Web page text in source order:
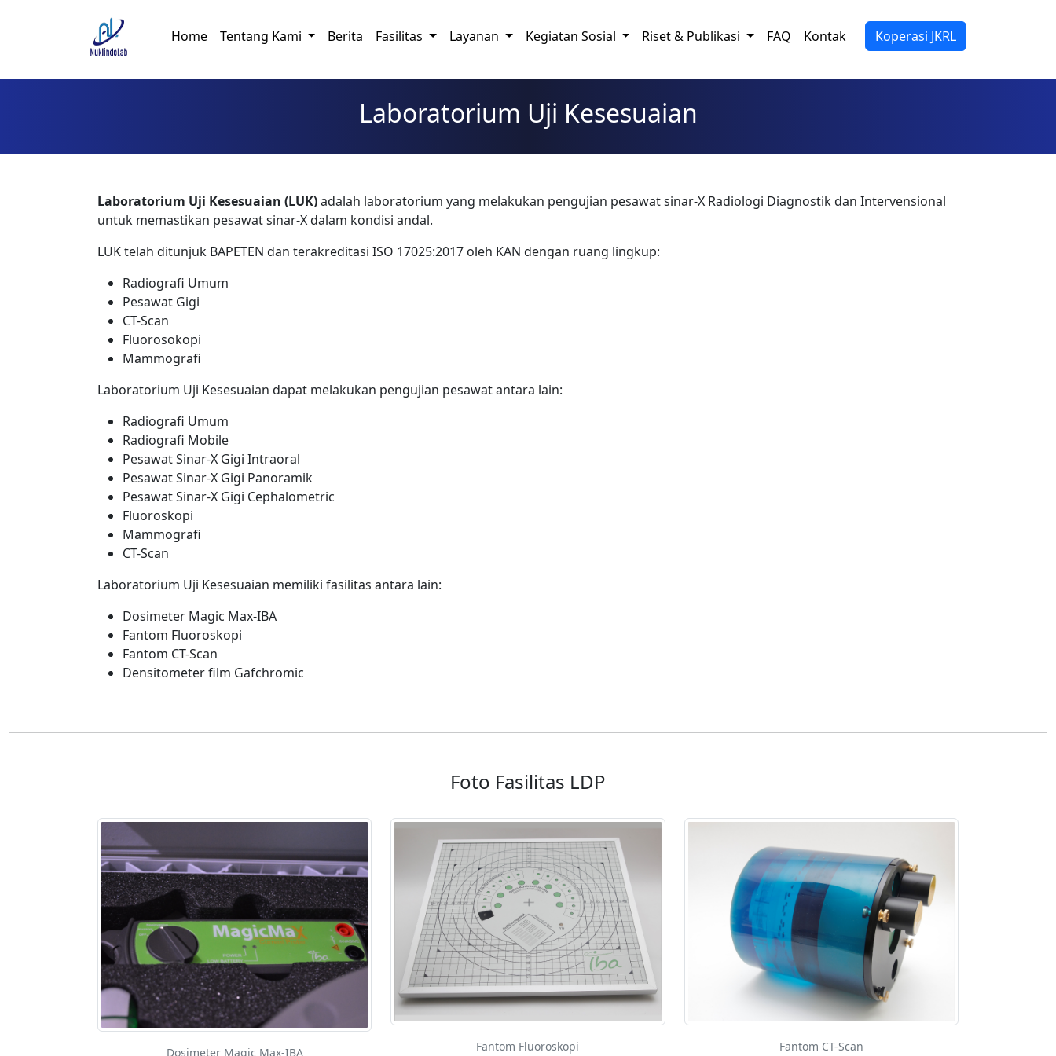
Home Tentang Kami Berita Fasilitas Layanan Kegiatan Sosial Riset & Publikasi FAQ Kontak Koperasi JKRL
Laboratorium Uji Kesesuaian
Laboratorium Uji Kesesuaian (LUK)adalah laboratorium yang melakukan pengujian pesawat sinar-X Radiologi Diagnostik dan Intervensional
untuk memastikan pesawat sinar-X dalam kondisi andal.
LUK telah ditunjuk BAPETEN dan terakreditasi ISO 17025:2017 oleh KAN dengan ruang lingkup:
Radiografi Umum
Pesawat Gigi
CT-Scan
Fluorosokopi
Mammografi
Laboratorium Uji Kesesuaian dapat melakukan pengujian pesawat antara lain:
Radiografi Umum
Radiografi Mobile
Pesawat Sinar-X Gigi Intraoral
Pesawat Sinar-X Gigi Panoramik
Pesawat Sinar-X Gigi Cephalometric
Fluoroskopi
Mammografi
CT-Scan
Laboratorium Uji Kesesuaian memiliki fasilitas antara lain:
Dosimeter Magic Max-IBA
Fantom Fluoroskopi
Fantom CT-Scan
Densitometer film Gafchromic
Foto Fasilitas LDP
Dosimeter Magic Max-IBA Fantom Fluoroskopi Fantom CT-Scan